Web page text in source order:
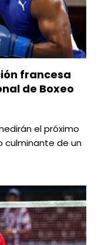
francesa
de Boxeo
el próximo
culminante de un